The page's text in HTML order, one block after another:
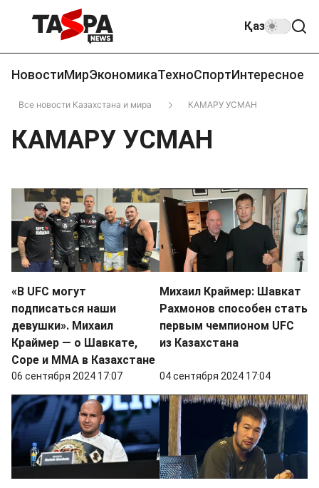
Қаз
НовостиМирЭкономикаТехноСпортИнтересное
Все новости Казахстана и мира КАМАРУ УСМАН
КАМАРУ УСМАН
«В UFC могут
подписаться наши
девушки». Михаил
Краймер — о Шавкате,
Соре и ММА в Казахстане
06 сентября 2024 17:07
Михаил Краймер: Шавкат
Рахмонов способен стать
первым чемпионом UFC
из Казахстана
04 сентября 2024 17:04